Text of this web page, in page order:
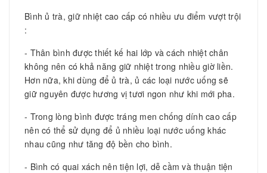
Bình ủ trà, giữ nhiệt cao cấp có nhiều ưu điểm vượt trội
:
- Thân bình được thiết kế hai lớp và cách nhiệt chân
không nên có khả năng giữ nhiệt trong nhiều giờ liền.
Hơn nữa, khi dùng để ủ trà, ủ các loại nước uống sẽ
giữ nguyên được hương vị tươi ngon như khi mới pha.
- Trong lòng bình được tráng men chống dính cao cấp
nên có thể sử dụng để ủ nhiều loại nước uống khác
nhau cũng như tăng độ bền cho bình.
- Bình có quai xách nên tiện lợi, dễ cầm và thuận tiện